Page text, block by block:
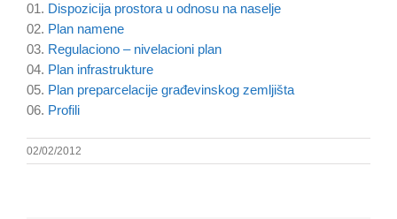
01. Dispozicija prostora u odnosu na naselje
02. Plan namene
03. Regulaciono – nivelacioni plan
04. Plan infrastrukture
05. Plan preparcelacije građevinskog zemljišta
06. Profili
02/02/2012